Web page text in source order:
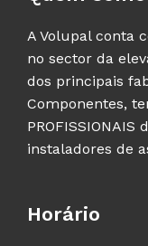
A Volupal conta
no sector da
dos principais
Componentes,
instaladores de
Horário